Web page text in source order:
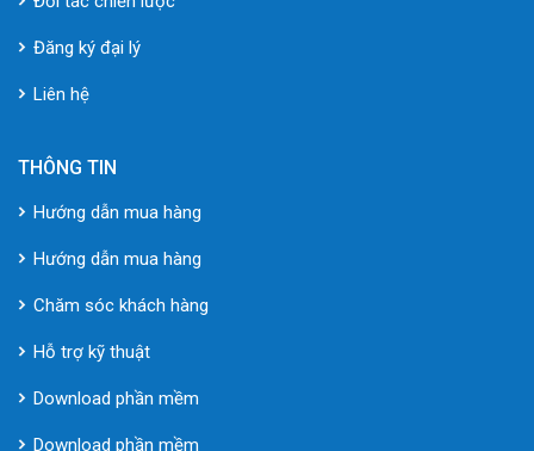
Đăng ký đại lý
Liên hệ
THÔNG TIN
Hướng dẫn mua hàng
Hướng dẫn mua hàng
Chăm sóc khách hàng
Hỗ trợ kỹ thuật
Download phần mềm
Download phần mềm